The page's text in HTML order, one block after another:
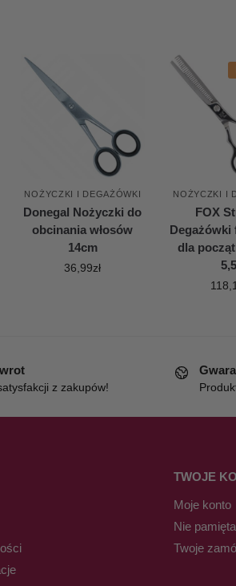
NOŻYCZKI I DEGAŻÓWKI
Donegal Nożyczki do
obcinania włosów
14cm
36,99zł
NOŻYCZKI I
FOX
Degażówki
dla
z zakupów!
TWOJE
Moje konto
Nie
Twoje